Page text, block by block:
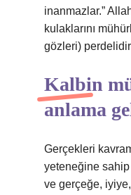
inanmazlar.”
kulaklarını
gözleri)
Kalbin
anlama
Gerçekleri
yeteneğine
ve gerçeğe,